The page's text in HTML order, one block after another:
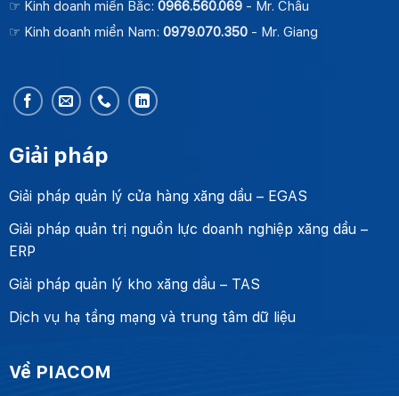
☞ Kinh doanh miền Bắc: 0966.560.069- Mr. Châu
☞ Kinh doanh miền Nam: 0979.070.350- Mr. Giang
Giải pháp
Giải pháp quản lý cửa hàng xăng dầu – EGAS
Giải pháp quản trị nguồn lực doanh nghiệp xăng dầu –
ERP
Giải pháp quản lý kho xăng dầu – TAS
Dịch vụ hạ tầng mạng và trung tâm dữ liệu
Về PIACOM